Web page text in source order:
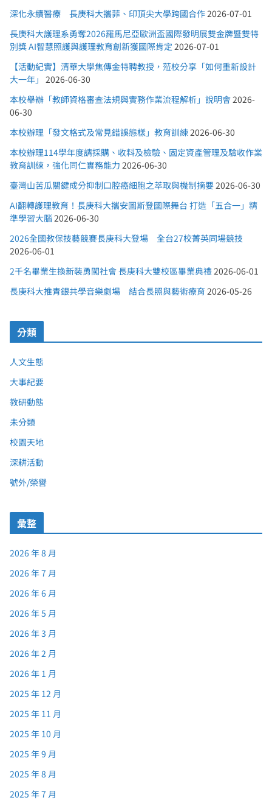
深化永續醫療 長庚科大攜菲、印頂尖大學跨國合作2026-07-01
長庚科大護理系勇奪2026羅馬尼亞歐洲盃國際發明展雙金牌暨雙特
別獎 AI智慧照護與護理教育創新獲國際肯定 2026-07-01
【活動紀實】清華大學焦傳金特聘教授，蒞校分享「如何重新設計
大一年」 2026-06-30
本校舉辦「教師資格審查法規與實務作業流程解析」說明會2026-
06-30
本校辦理「發文格式及常見錯誤態樣」教育訓練2026-06-30
本校辦理114學年度請採購、收料及檢驗、固定資產管理及驗收作業
教育訓練，強化同仁實務能力 2026-06-30
臺灣山苦瓜關鍵成分抑制口腔癌細胞之萃取與機制摘要2026-06-30
AI翻轉護理教育！長庚科大攜安圖斯登國際舞台 打造「五合一」精
準學習大腦 2026-06-30
2026全國教保技藝競賽長庚科大登場 全台27校菁英同場競技
2026-06-01
2千名畢業生換新裝勇闖社會 長庚科大雙校區畢業典禮2026-06-01
長庚科大推青銀共學音樂劇場 結合長照與藝術療育 2026-05-26
分類
人文生態
大事紀要
教研動態
未分類
校園天地
深耕活動
號外/榮譽
彙整
2026 年 8 月
2026 年 7 月
2026 年 6 月
2026 年 5 月
2026 年 3 月
2026 年 2 月
2026 年 1 月
2025 年 12 月
2025 年 11 月
2025 年 10 月
2025 年 9 月
2025 年 8 月
2025 年 7 月